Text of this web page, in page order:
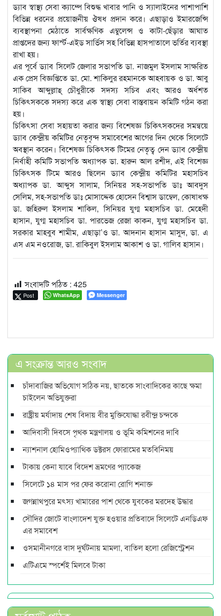
ড্যাব স্বাস্থ্য সেবা ক্যাম্পে বিশুদ্ধ খাবার পানি ও স্যালাইনের পাশাপাশি
বিভিন্ন ধরনের প্রয়োজনীয় ঔষধ প্রদান করে। এছাড়াও ইমারজেন্সি
ব্যবস্থাপনা মেঠাতে সার্বক্ষণিক এম্বুলেন্স ও কাটা-ছেঁড়ার আঘাত
প্রাপ্তদের জন্য ফার্স্ট-এইড সার্ভিস সহ বিভিন্ন হাসপাতালে ভর্তির ব্যবস্থা
রাখা হয়।
এর পূর্বে ড্যাব সিলেট জেলার সভাপতি ডা. নাজমুল ইসলাম সাক্ষরিত
এক প্রেস বিজ্ঞপ্তিতে ডা. মো. শাকিলুর রহমানকে আহবায়ক ও ডা. আবু
সাকিব আব্দুল্লাহ্ চৌধুরীকে সদস্য সচিব এবং আরও অর্ধশত
চিকিৎসককে সদস্য করে এক স্বাস্থ্য সেবা বাস্তবায়ন কমিটি গঠন করা
হয়।
চিকিৎসা সেবা সহায়তা করার জন্য বিশেষজ্ঞ চিকিৎসকদের সমন্বয়ে
ড্যাব কেন্দ্রীয় কমিটির নেতৃবৃন্দ সমাবেশের আগের দিন থেকে সিলেটে
অবস্থান করেন। বিশেষজ্ঞ চিকিৎসক টিমের নেতৃত্ব দেন ড্যাব কেন্দ্রীয়
নির্বাহী কমিটি সভাপতি অধ্যাপক ডা. হারুন আল রশীদ, এই বিশেজ্ঞ
চিকিৎসক টিমে আরও ছিলেন ড্যাব কেন্দ্রীয় কমিটির মহাসচিব
অধ্যাপক ডা. আব্দুস সালাম, সিনিয়র সহ-সভাপতি ডাঃ আবদুস
সেলিম, সহ-সভাপতি ডাঃ মোসাদ্দেক হোসেন বিশ্বাস ডাম্বেল, কোষাধক্ষ
ডা. জহিরুল ইসলাম শাকিল, সিনিয়র যুগ্ম মহাসচিব ডা. মেহেদী
হাসান, যুগ্ম মহাসচিব ডা. পারভেজ রেজা কাকন, যুগ্ম মহাসচিব ডা.
সরকার মাহবুব শামীম, এছাড়া’ও ডা. আদনান হাসান মাসুদ, ডা. এ
এস এম নওরোজ, ডা. রাকিবুল ইসলাম আকাশ ও ডা. গালিব হাসান।
সংবাদটি পঠিত : 425
Post WhatsApp Messenger
এ সংক্রান্ত আরও সংবাদ
চাঁদাবা‌জির অ‌ভি‌যোগ স‌ঠিক নয়, ছাতকে সাংবাদিকের কাছে ক্ষমা
চাইলেন অভিযুক্তরা
রাষ্ট্রীয় মর্যাদায় শেষ বিদায় বীর মুক্তিযোদ্ধা রবীন্দ্র চন্দকে
আদিবাসী দিবসে পৃথক মন্ত্রণালয় ও ভূমি কমিশনের দাবি
ন্যাশনাল হোমিওপ্যাথিক ডক্টরস ফোরামের মতবিনিময়
টাকায় কেনা যাবে বিদেশ ভ্রমণের প্যাকেজ
সিলেটে ১৪ মাস পর ফের করোনা রোগি শনাক্ত
জগন্নাথপুরে মৎস্য খামারের পাশ থেকে যুবকের মরদেহ উদ্ধার
সৌদির জোটে বাংলাদেশ যুক্ত হওয়ার প্রতিবাদে সিলেটে এনডিএফ
এর সমাবেশ
ওসমানীনগরে বাস দুর্ঘটনায় মামলা, বাতিল হলো রেজিস্ট্রেশন
এটিএমে স্পর্শেই মিলবে টাকা